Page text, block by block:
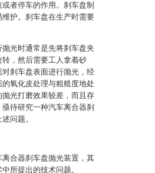
者停车的作用。刹车盘制
护。刹车盘在生产时需要
光时通常是先将刹车盘夹
，然后需要工人拿着砂
刹车盘表面进行抛光，经
氧化皮处理与粗糙度地处
光打磨效果较差，而且存
待研究一种汽车离合器刹
问题。
合器刹车盘抛光装置，其
所提出的技术问题。